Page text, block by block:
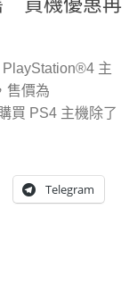
PlayStation®4 主
售價為
買 PS4 主機除了
Telegram